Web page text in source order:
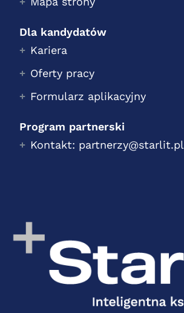
Dla kandydatów
Kariera
Oferty pracy
Formularz aplikacyjny
Program partnerski
Kontakt: partnerzy@starlit.pl